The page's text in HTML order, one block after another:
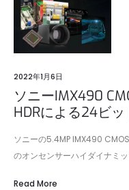
2022年1月6日
ソニーIMX490
HDRによる24ビ
ソニーの5.4MP IMX490
のオンセンサーハイダイナミ
Read More